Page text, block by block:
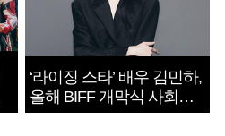
‘라이징 스타’ 배우 김민하,
올해 BIFF 개막식 사회자
확정